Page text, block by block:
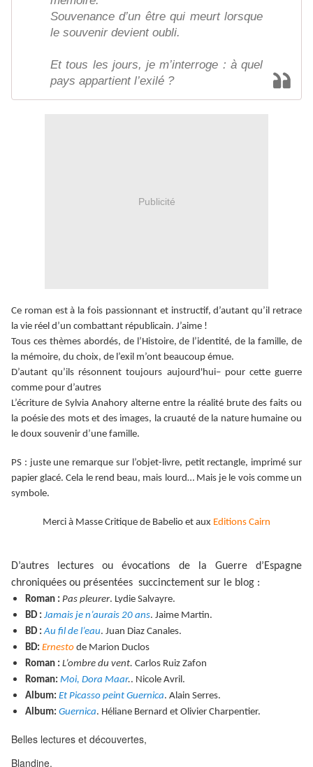
Souvenance d’un être qui meurt lorsque
le souvenir devient oubli.
Et tous les jours, je m’interroge : à quel
pays appartient l’exilé ?
Publicité
Ce roman est à la fois passionnant et instructif, d’autant qu’il retrace
la vie réel d’un combattant républicain. J’aime !
Tous ces thèmes abordés, de l’Histoire, de l’identité, de la famille, de
la mémoire, du choix, de l’exil m’ont beaucoup émue.
D’autant qu’ils résonnent toujours aujourd'hui– pour cette guerre
comme pour d’autres
L’écriture de Sylvia Anahory alterne entre la réalité brute des faits ou
la poésie des mots et des images, la cruauté de la nature humaine ou
le doux souvenir d’une famille.
PS : juste une remarque sur l’objet-livre, petit rectangle, imprimé sur
papier glacé. Cela le rend beau, mais lourd… Mais je le vois comme un
symbole.
Merci à Masse Critique de Babelio et aux Editions Cairn
D’autres lectures ou évocations de la Guerre d’Espagne
chroniquées ou présentées succinctement sur le blog :
Roman : Pas pleurer. Lydie Salvayre.
BD : Jamais je n’aurais 20 ans. Jaime Martin.
BD : Au fil de l’eau. Juan Diaz Canales.
BD: Ernesto de Marion Duclos
Roman : L’ombre du vent. Carlos Ruiz Zafon
Roman: Moi, Dora Maar.. Nicole Avril.
Album: Et Picasso peint Guernica. Alain Serres.
Album: Guernica. Héliane Bernard et Olivier Charpentier.
Belles lectures et découvertes,
Blandine.